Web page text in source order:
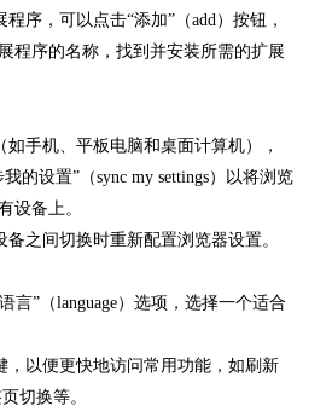
序，可以点击“添加”（add）按钮，
程序的名称，找到并安装所需的扩展
手机、平板电脑和桌面计算机），
的设置”（sync my settings）以将浏览
设备上。
之间切换时重新配置浏览器设置。
言”（language）选项，选择一个适合
，以便更快地访问常用功能，如刷新
切换等。